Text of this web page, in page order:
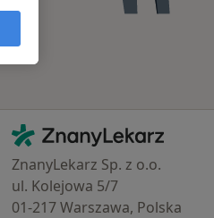
Kontakt
ZnanyLekarz - Strona główna
ZnanyLekarz Sp. z o.o.
ul. Kolejowa 5/7
01-217 Warszawa, Polska